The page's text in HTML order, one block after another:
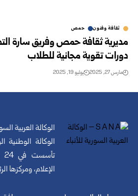
ثقافة وفنون حمص
مديرية ثقافة حمص وفريق سارة
دورات تقوية مجانية للطلاب
مارس 27, 2025 يوليو 19, 2025
الوكالة العربية
الوكالة الوطنية
الإعلام،